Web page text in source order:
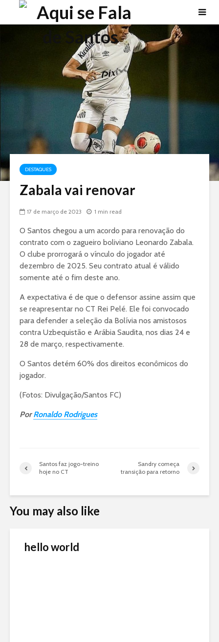
DESTAQUES
Zabala vai renovar
17 de março de 2023 1 min read
O Santos chegou a um acordo para renovação do
contrato com o zagueiro boliviano Leonardo Zabala.
O clube prorrogará o vínculo do jogador até
dezembro de 2025. Seu contrato atual é válido
somente até o fim deste ano.
A expectativa é de que o defensor assine assim que
se reapresentar no CT Rei Pelé. Ele foi convocado
para defender a seleção da Bolívia nos amistosos
contra Uzbequistão e Arábia Saudita, nos dias 24 e
28 de março, respectivamente.
O Santos detém 60% dos direitos econômicos do
jogador.
(Fotos: Divulgação/Santos FC)
PorRonaldo Rodrigues
Santos faz jogo-treino
hoje no CT
Sandry começa
transição para retorno
You may also like
hello world